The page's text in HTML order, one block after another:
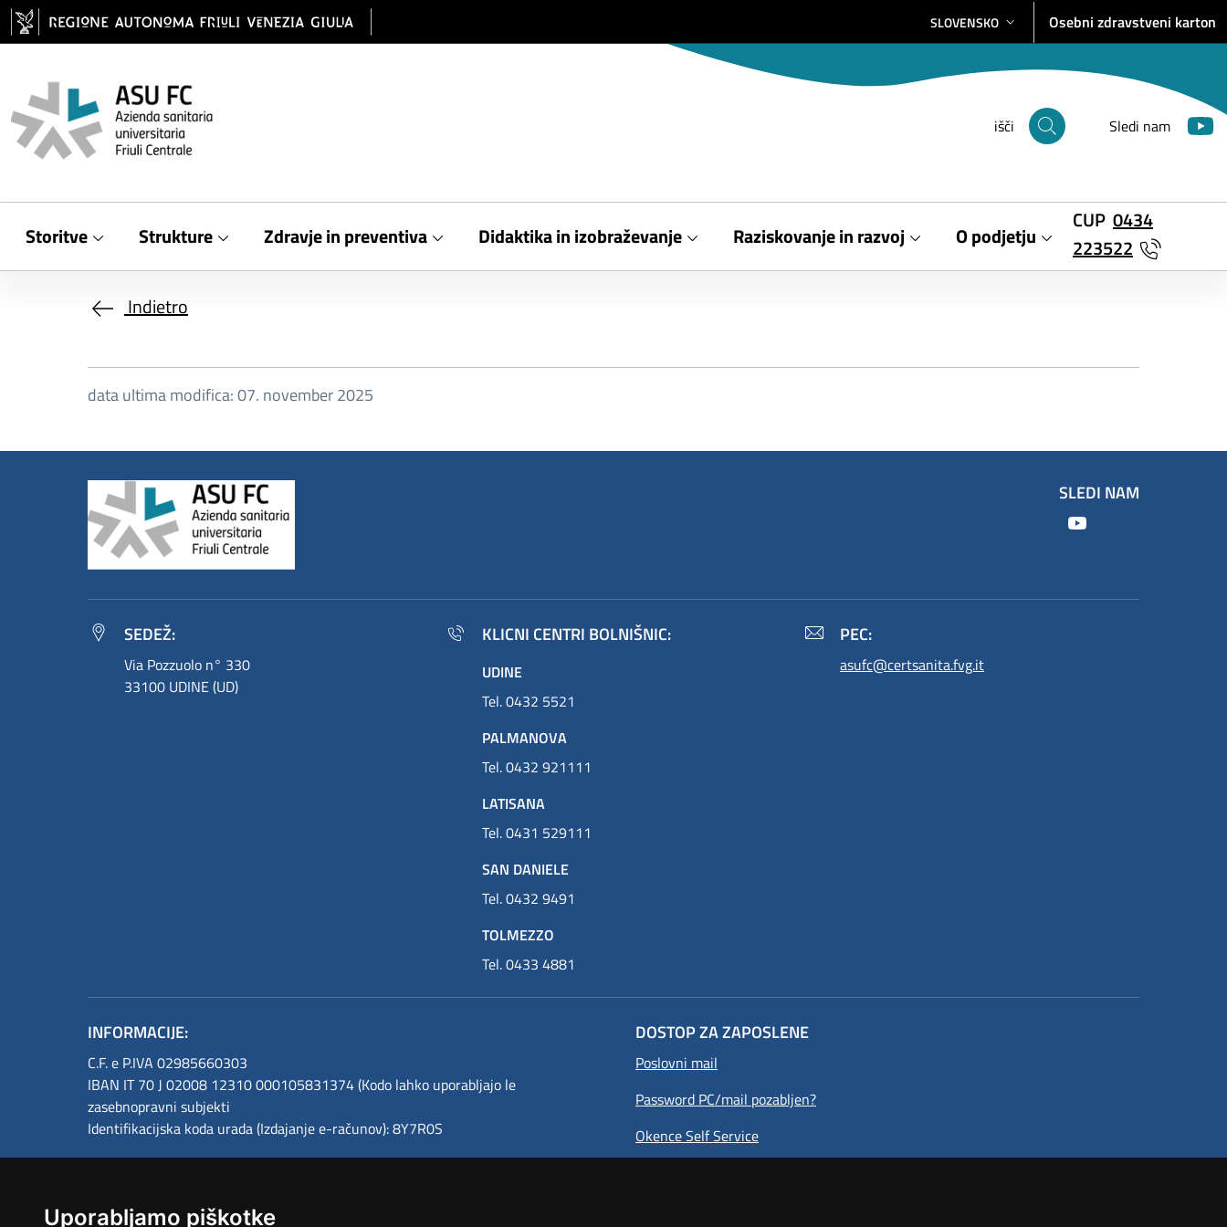
Uporabljamo piškotke
Salta al contenuto principale
SELEZIONE LINGUA: LINGUA SELEZIONATA
SLOVENSKO Osebni zdravstveni karton
išči Sledi nam
Storitve Strukture Zdravje in preventiva Didaktika in izobraževanje Raziskovanje in razvoj O podjetju
CUP 0434
223522
Indietro
data ultima modifica: 07. november 2025
SLEDI NAM
SEDEŽ:
Via Pozzuolo n° 330
33100 UDINE (UD)
KLICNI CENTRI BOLNIŠNIC:
UDINE
Tel. 0432 5521
PALMANOVA
Tel. 0432 921111
LATISANA
Tel. 0431 529111
SAN DANIELE
Tel. 0432 9491
TOLMEZZO
Tel. 0433 4881
PEC:
asufc@certsanita.fvg.it
INFORMACIJE:
C.F. e P.IVA 02985660303
IBAN IT 70 J 02008 12310 000105831374 (Kodo lahko uporabljajo le
zasebnopravni subjekti
Identifikacijska koda urada (Izdajanje e-računov): 8Y7R0S
DOSTOP ZA ZAPOSLENE
Poslovni mail
Password PC/mail pozabljen?
Okence Self Service